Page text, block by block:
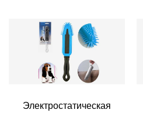
Электростатическая